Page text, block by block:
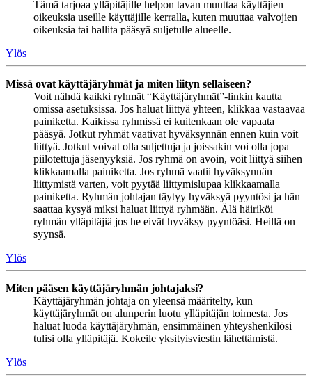
Tämä tarjoaa ylläpitäjille helpon tavan muuttaa käyttäjien
oikeuksia useille käyttäjille kerralla, kuten muuttaa valvojien
oikeuksia tai hallita pääsyä suljetulle alueelle.
Ylös
Missä ovat käyttäjäryhmät ja miten liityn sellaiseen?
Voit nähdä kaikki ryhmät “Käyttäjäryhmät”-linkin kautta
omissa asetuksissa. Jos haluat liittyä yhteen, klikkaa vastaavaa
painiketta. Kaikissa ryhmissä ei kuitenkaan ole vapaata
pääsyä. Jotkut ryhmät vaativat hyväksynnän ennen kuin voit
liittyä. Jotkut voivat olla suljettuja ja joissakin voi olla jopa
piilotettuja jäsenyyksiä. Jos ryhmä on avoin, voit liittyä siihen
klikkaamalla painiketta. Jos ryhmä vaatii hyväksynnän
liittymistä varten, voit pyytää liittymislupaa klikkaamalla
painiketta. Ryhmän johtajan täytyy hyväksyä pyyntösi ja hän
saattaa kysyä miksi haluat liittyä ryhmään. Älä häiriköi
ryhmän ylläpitäjiä jos he eivät hyväksy pyyntöäsi. Heillä on
syynsä.
Ylös
Miten pääsen käyttäjäryhmän johtajaksi?
Käyttäjäryhmän johtaja on yleensä määritelty, kun
käyttäjäryhmät on alunperin luotu ylläpitäjän toimesta. Jos
haluat luoda käyttäjäryhmän, ensimmäinen yhteyshenkilösi
tulisi olla ylläpitäjä. Kokeile yksityisviestin lähettämistä.
Ylös